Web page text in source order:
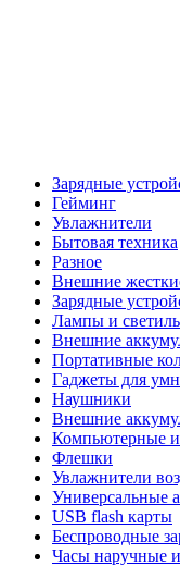
Зарядные
Гейминг
Увлажнители
Бытовая техника
Разное
Внешние
Зарядные
Лампы и
Внешние
Портативные
Гаджеты для
Наушники
Внешние
Компьютерные
Флешки
Увлажнители
Универсальные
USB flash карты
Беспроводные
Часы наручные